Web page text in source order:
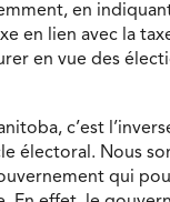
en
en lien avec la
en vue des
c’est
électoral. Nous
qui